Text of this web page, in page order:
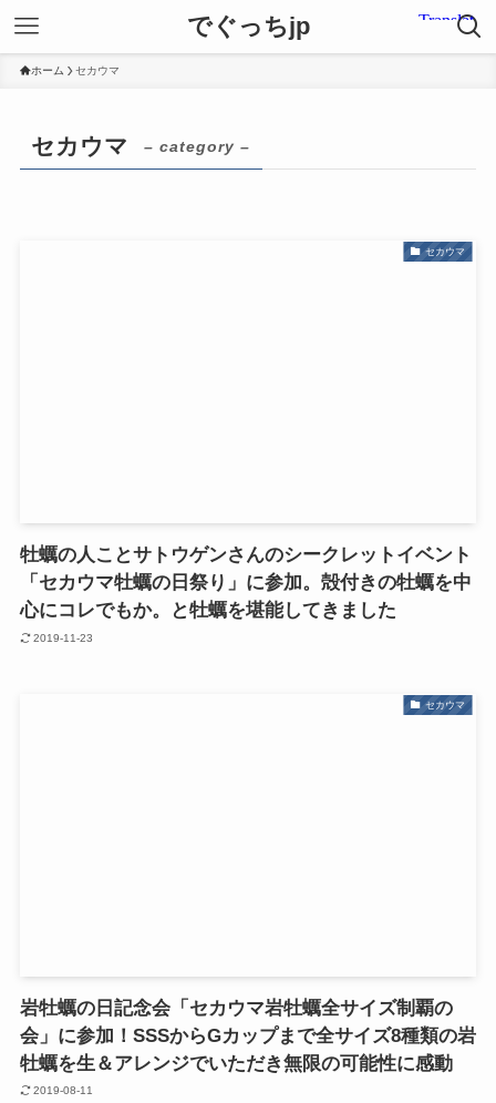
でぐっちjp
ホーム セカウマ
セカウマ – category –
セカウマ
牡蠣の人ことサトウゲンさんのシークレットイベント
「セカウマ牡蠣の日祭り」に参加。殻付きの牡蠣を中
心にコレでもか。と牡蠣を堪能してきました
2019-11-23
セカウマ
岩牡蠣の日記念会「セカウマ岩牡蠣全サイズ制覇の
会」に参加！SSSからGカップまで全サイズ8種類の岩
牡蠣を生＆アレンジでいただき無限の可能性に感動
2019-08-11